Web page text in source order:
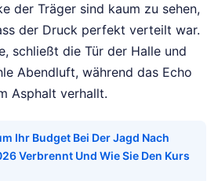
der Träger sind kaum zu sehen,
der Druck perfekt verteilt war.
schließt die Tür der Halle und
Abendluft, während das Echo
Asphalt verhallt.
Ihr Budget Bei Der Jagd Nach
Verbrennt Und Wie Sie Den Kurs